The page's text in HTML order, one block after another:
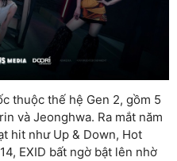
thuộc thế hệ Gen 2, gồm 5
và Jeonghwa. Ra mắt năm
hit như Up & Down, Hot
EXID bất ngờ bật lên nhờ